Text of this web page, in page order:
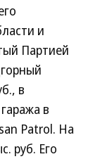
и
Партией
в
в
Patrol. На
руб. Его